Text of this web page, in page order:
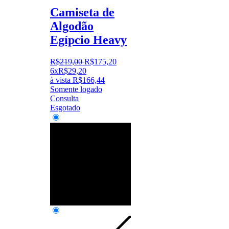
Camiseta de
Algodão
Egípcio Heavy
R$219,00 R$175,20
6xR$29,20
à vista R$166,44
Somente logado
Consulta
Esgotado